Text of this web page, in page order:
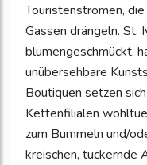
Touristenströmen,
Gassen drängeln. St.
blumengeschmückt,
unübersehbare
Boutiquen setzen
Kettenfilialen
zum Bummeln und/
kreischen, tuckernde